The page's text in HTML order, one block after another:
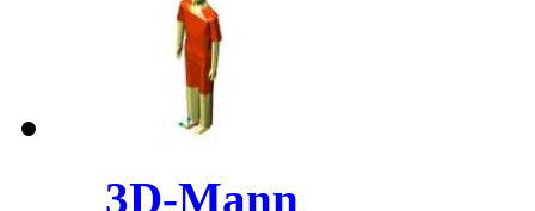
3D-Mann